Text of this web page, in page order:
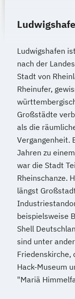
Ludwigshafen
nach der
Stadt von
Rheinufer,
Großstädte
als die
Vergangenheit.
Jahren zu
war die Stadt
Rheinschanze.
längst
beispielsweise
Shell
sind unter
Friedenskirche,
Hack-Museum
"Mariä